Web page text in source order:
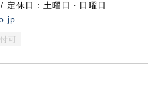
休日：土曜日・日曜日
可